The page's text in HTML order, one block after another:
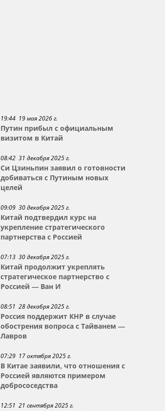
19:44 19 мая 2026 г.
Путин прибыл с официальным
визитом в Китай
08:42 31 декабря 2025 г.
Си Цзиньпин заявил о готовности
добиваться с Путиным новых
целей
09:09 30 декабря 2025 г.
Китай подтвердил курс на
укрепление стратегического
партнерства с Россией
07:13 30 декабря 2025 г.
Китай продолжит укреплять
стратегическое партнерство с
Россией — Ван И
08:51 28 декабря 2025 г.
Россия поддержит КНР в случае
обострения вопроса с Тайванем —
Лавров
07:29 17 октября 2025 г.
В Китае заявили, что отношения с
Россией являются примером
добрососедства
12:51 21 сентября 2025 г.